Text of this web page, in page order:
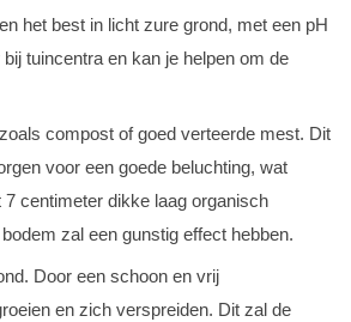
het best in licht zure grond, met een pH
tuincentra en kan je helpen om de
compost of goed verteerde mest. Dit
voor een goede beluchting, wat
centimeter dikke laag organisch
zal een gunstig effect hebben.
Door een schoon en vrij
en zich verspreiden. Dit zal de